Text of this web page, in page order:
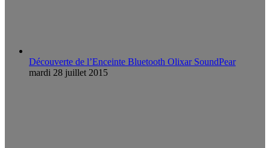
Découverte de l’Enceinte Bluetooth Olixar SoundPear
mardi 28 juillet 2015